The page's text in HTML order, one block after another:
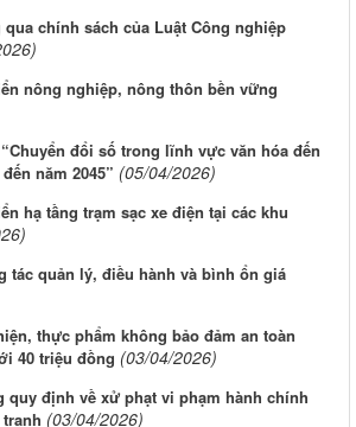
chính sách của Luật Công nghiệp
nông nghiệp, nông thôn bền vững
đổi số trong lĩnh vực văn hóa đến
năm 2045” (05/04/2026)
hạ tầng trạm sạc xe điện tại các khu
tác quản lý, điều hành và bình ổn giá
thực phẩm không bảo đảm an toàn
40 triệu đồng (03/04/2026)
quy định về xử phạt vi phạm hành chính
(03/04/2026)